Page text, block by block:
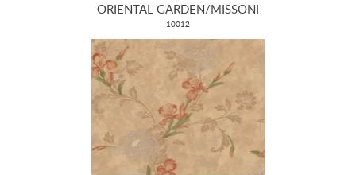
ORIENTAL GARDEN/MISSONI
10012